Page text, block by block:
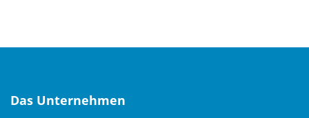
Das Unternehmen